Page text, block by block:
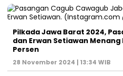
Pilkada Jawa Barat 2024,
dan Erwan Setiawan
Persen
28 November 2024 | 13:34 WIB